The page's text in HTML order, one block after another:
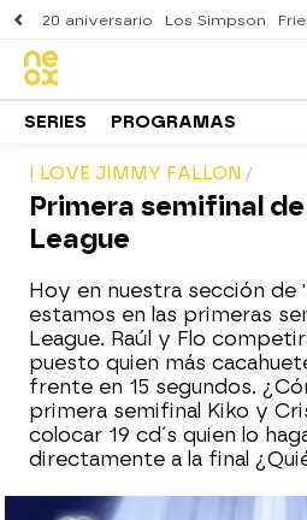
20 aniversario Los Simpson
SERIES PROGRAMAS
I LOVE JIMMY FALLON
Primera semifinal de
League
Hoy en nuestra sección de
estamos en las primeras
League. Raúl y Flo
puesto quien más
frente en 15 segundos.
primera semifinal Kiko y
colocar 19 cd´s quien lo
directamente a la final